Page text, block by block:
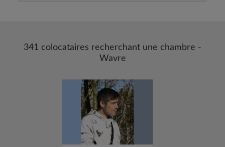
341 colocataires recherchant une chambre -
Wavre